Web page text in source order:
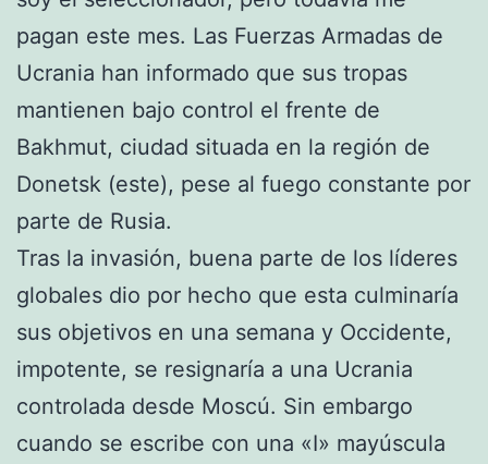
pagan este mes. Las Fuerzas Armadas de
Ucrania han informado que sus tropas
mantienen bajo control el frente de
Bakhmut, ciudad situada en la región de
Donetsk (este), pese al fuego constante por
parte de Rusia.
Tras la invasión, buena parte de los líderes
globales dio por hecho que esta culminaría
sus objetivos en una semana y Occidente,
impotente, se resignaría a una Ucrania
controlada desde Moscú. Sin embargo
cuando se escribe con una «I» mayúscula